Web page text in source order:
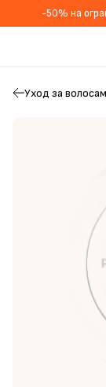
-50% на
Уход за